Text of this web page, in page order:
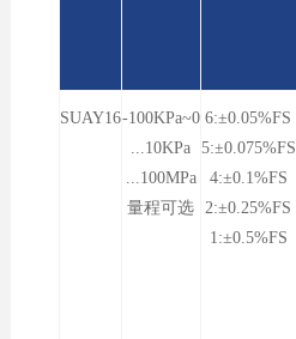
SUAY16-100KPa~0
...10KPa
...100MPa
量程可选
6:±0.05%FS
5:±0.075%FS
4:±0.1%FS
2:±0.25%FS
1:±0.5%FS